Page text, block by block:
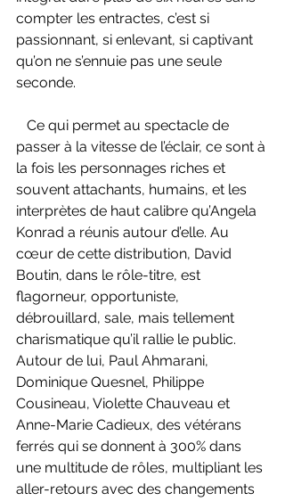
compter les entractes, c’est si
passionnant, si enlevant, si captivant
qu’on ne s’ennuie pas une seule
seconde.
Ce qui permet au spectacle de
passer à la vitesse de l’éclair, ce sont à
la fois les personnages riches et
souvent attachants, humains, et les
interprètes de haut calibre qu’Angela
Konrad a réunis autour d’elle. Au
cœur de cette distribution, David
Boutin, dans le rôle-titre, est
flagorneur, opportuniste,
débrouillard, sale, mais tellement
charismatique qu’il rallie le public.
Autour de lui, Paul Ahmarani,
Dominique Quesnel, Philippe
Cousineau, Violette Chauveau et
Anne-Marie Cadieux, des vétérans
ferrés qui se donnent à 300% dans
une multitude de rôles, multipliant les
aller-retours avec des changements